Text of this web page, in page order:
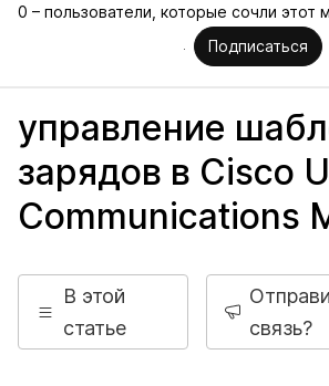
0 – пользователи, которые сочли этот
Подписаться
управление
зарядов в Cisco
Communications
В этой
статье
связь?